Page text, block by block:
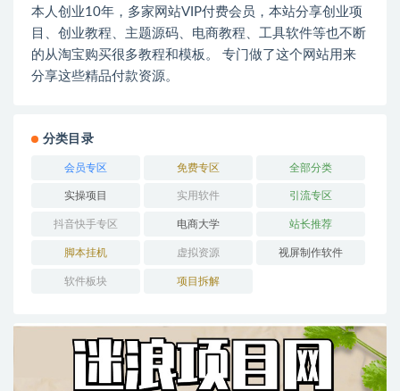
本人创业10年，多家网站VIP付费会员，本站分享创业项
目、创业教程、主题源码、电商教程、工具软件等也不断
的从淘宝购买很多教程和模板。 专门做了这个网站用来
分享这些精品付款资源。
分类目录
会员专区 免费专区 全部分类
实操项目 实用软件 引流专区
抖音快手专区 电商大学 站长推荐
脚本挂机 虚拟资源 视屏制作软件
软件板块 项目拆解